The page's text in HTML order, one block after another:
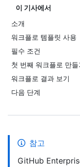
이 기사에서
소개
워크플로 템플릿 사용
필수 조건
첫 번째 워크플로 만들
워크플로 결과 보기
다음 단계
참고
GitHub